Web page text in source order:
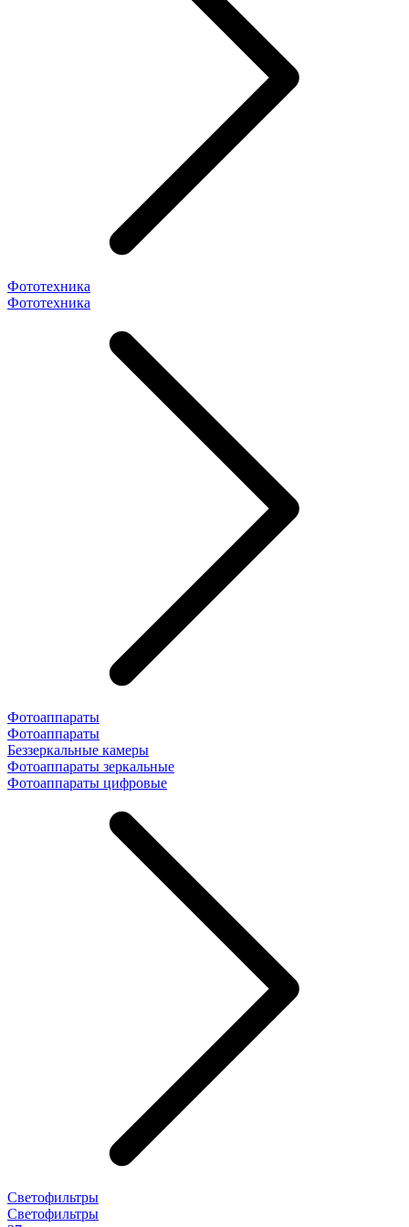
Фототехника
Фототехника
Фотоаппараты
Фотоаппараты
Беззеркальные камеры
Фотоаппараты зеркальные
Фотоаппараты цифровые
Светофильтры
Светофильтры